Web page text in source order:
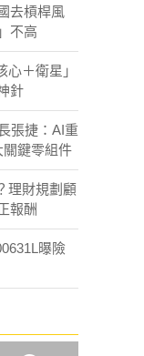
去槓桿風
不高
＋衛星」
針
張捷：AI重
鍵零組件
理財規劃顧
報酬
曝險